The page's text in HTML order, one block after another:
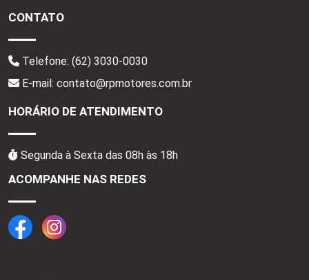
CONTATO
Telefone: (62) 3030-0030
E-mail: contato@rpmotores.com.br
HORÁRIO DE ATENDIMENTO
Segunda à Sexta das 08h às 18h
ACOMPANHE NAS REDES